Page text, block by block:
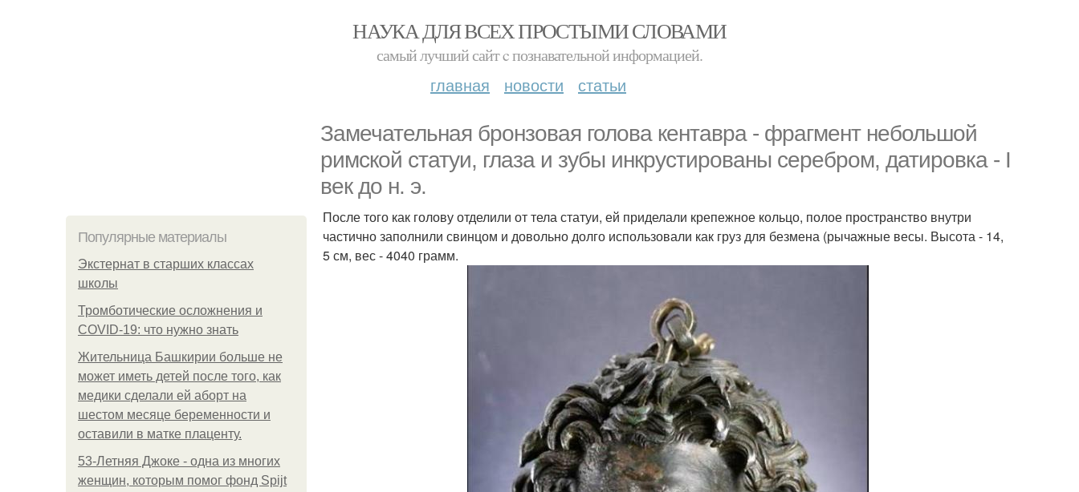
НАУКА ДЛЯ ВСЕХ ПРОСТЫМИ СЛОВАМИ
самый лучший сайт c познавательной информацией.
главная новости статьи
Замечательная бронзовая голова кентавра - фрагмент небольшой
римской статуи, глаза и зубы инкрустированы серебром, датировка - I
век до н. э.
Популярные материалы
Экстернат в старших классах
школы
Тромботические осложнения и
COVID-19: что нужно знать
Жительница Башкирии больше не
может иметь детей после того, как
медики сделали ей аборт на
шестом месяце беременности и
оставили в матке плаценту.
53-Летняя Джоке - одна из многих
женщин, которым помог фонд Spijt
После того как голову отделили от тела статуи, ей приделали крепежное кольцо, полое пространство внутри
частично заполнили свинцом и довольно долго использовали как груз для безмена (рычажные весы. Высота - 14,
5 см, вес - 4040 грамм.